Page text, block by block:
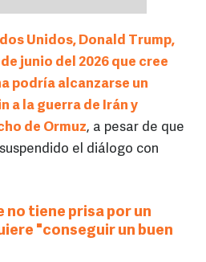
Unidos, Donald Trump,
junio del 2026 que cree
podría alcanzarse un
a la guerra de Irán y
de Ormuz, a pesar de que
el diálogo con
no tiene prisa por un
"conseguir un buen